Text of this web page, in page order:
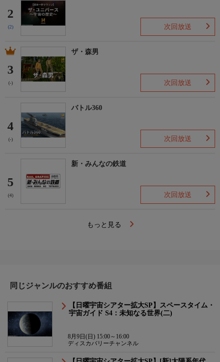
2
(2) 次回放送
3
(-)
ザ・森男
次回放送
4
(-)
バトル360
次回放送
5
(4)
新・みんなの鉄道
次回放送
もっと見る
同じジャンルのおすすめ番組
【日曜宇宙シアター拡大SP】スペースタイム・
宇宙ガイド S4：未知なる世界(二)
8月9日(日) 15:00～16:00
ディスカバリーチャンネル